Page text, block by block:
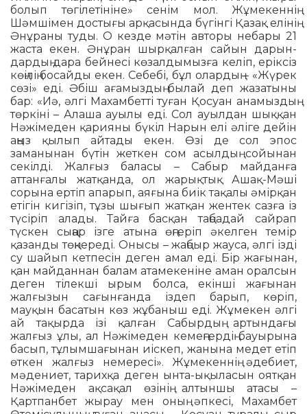
болып төгілетініне» сенім мол. Жұме­кен­нің
Шәмшімен достығы арқасында бүгінгі Қазақ елінің
Әнұраны туды. О кезде мәтін авторы небары 21
жаста екен. Әнұран шырқалған сайын дарын­
дардың дара бейнесі көзалдымызға келіп, еріксіз
көңілің босайды екен. Себебі, бұл олардың – «Жүрек
сөзі» еді. Әбіш ағамыздың былай деп жазатыны
бар: «Иә, әлгі Махамбетті туған Қосуан анамыздың
төркіні – Алаша ауылы еді. Сол ауылдан шыққан
Нәжімеден қа­рияны бүкіл Нарын елі әліге дейін
аңыз қылып айтады екен. Өзі де сол эпос
заманынан бүтін жеткен сом асылдың сойынан
секілді. Жалғыз баласы – Сабыр майданға
аттанғалы жатқанда, ол жарықтық Ашақ-Мәші
сорына ертіп апарып, аяғына биік тақалы әмірқан
етігін кигізіп, тұзы шығып жатқан жен­тек сазға із
түсіріп алады. Тайға басқан таңбадай сайрап
түскен сыңар ізге атына өңгеріп әкелген темір
қазанды төңкереді. Онысы – жаңбыр жауса, әлгі ізді
су шайып кетпесін деген амал еді. Бір жағынан,
қан майданнан балам атамекеніне аман оралсын
деген тілекші ырым болса, екінші жағынан
жалғызын сағынғанда іздеп барып, көріп,
мауқын басатын көз жұбаныш еді. Жұмекен әлгі
ай тақырда ізі қалған Сабырдың артын­дағы
жалғыз ұлы, ал Нәжімеден кемең­гердің бауырына
басып, тұлымшағынан иіскеп, жанына медет етіп
өткен жалғыз немересі». Жұмекеннің әдебиет,
мәде­ниет, тарихқа деген ынта-ықыласын оятқан
Нәжі­меден ақсақал өзінің алтыншы атасы –
Қартпанбет жырау мен оның әпкесі, Махамбет